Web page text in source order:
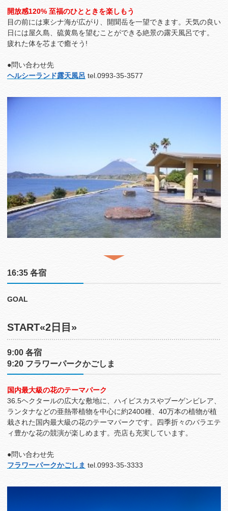
開放感120% 至福のひとときを楽しもう
目の前には東シナ海が広がり、開聞岳を一望できます。天気の良い
日には屋久島、硫黄島を望むことができる絶景の露天風呂です。
疲れた体を芯まで癒そう!
●問い合わせ先
ヘルシーランド露天風呂 tel.0993-35-3577
16:35 各宿
GOAL
START«2日目»
9:00 各宿
9:20 フラワーパークかごしま
国内最大級の花のテーマパーク
36.5ヘクタールの広大な敷地に、ハイビスカスやブーゲンビレア、
ランタナなどの亜熱帯植物を中心に約2400種、40万本の植物が植
栽された国内最大級の花のテーマパークです。四季折々のバラエテ
ィ豊かな花の競演が楽しめます。売店も充実しています。
●問い合わせ先
フラワーパークかごしま tel.0993-35-3333